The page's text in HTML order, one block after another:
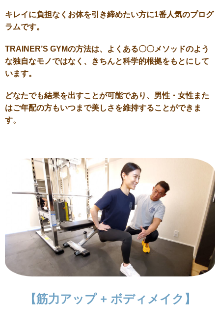
キレイに負担なくお体を引き締めたい方に1番人気のプログ
ラムです。
TRAINER’S GYMの方法は、よくある〇〇メソッドのよう
な独自なモノではなく、きちんと科学的根拠をもとにして
います。
どなたでも結果を出すことが可能であり、男性・女性また
はご年配の方もいつまで美しさを維持することができま
す。
【筋力アップ + ボディメイク】